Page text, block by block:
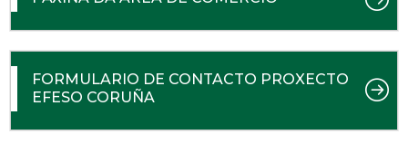
FORMULARIO DE CONTACTO PROXECTO
EFESO CORUÑA